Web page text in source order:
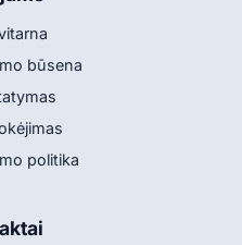
būsena
politika